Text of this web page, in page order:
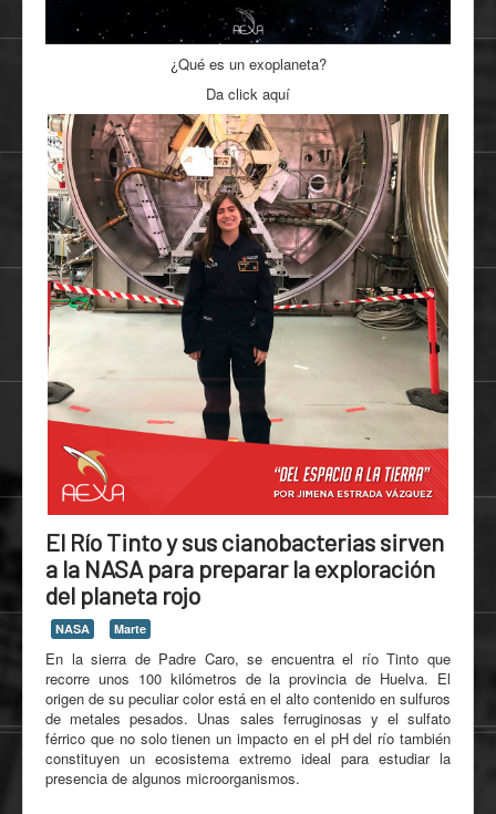
¿Qué es un exoplaneta?
Da click aquí
El Río Tinto y sus cianobacterias sirven
a la NASA para preparar la exploración
del planeta rojo
NASA Marte
En la sierra de Padre Caro, se encuentra el río Tinto que
recorre unos 100 kilómetros de la provincia de Huelva. El
origen de su peculiar color está en el alto contenido en sulfuros
de metales pesados. Unas sales ferruginosas y el sulfato
férrico que no solo tienen un impacto en el pH del río también
constituyen un ecosistema extremo ideal para estudiar la
presencia de algunos microorganismos.